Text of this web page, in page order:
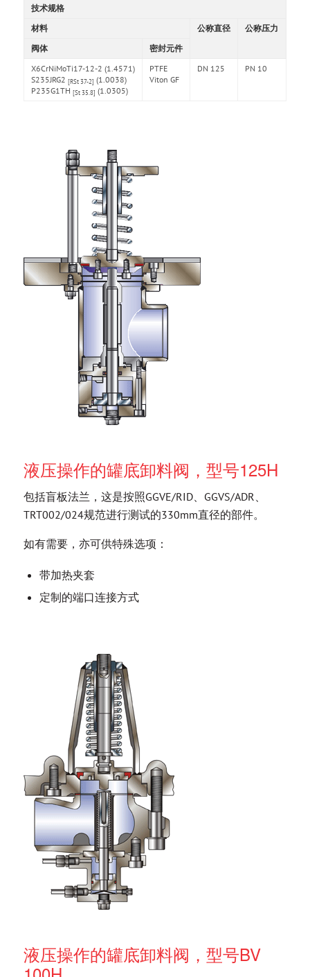
技术规格
材料
公称直径
公称压力
阀体
密封元件
X6CrNiMoTi17-12-2 (1.4571)
S235JRG2 [RSt 37-2] (1.0038)
P235G1TH [St 35.8] (1.0305)
PTFE
Viton GF
DN 125 PN 10
液压操作的罐底卸料阀，型号125H
包括盲板法兰，这是按照GGVE/RID、GGVS/ADR、
TRT002/024规范进行测试的330mm直径的部件。
如有需要，亦可供特殊选项：
带加热夹套
定制的端口连接方式
液压操作的罐底卸料阀，型号BV